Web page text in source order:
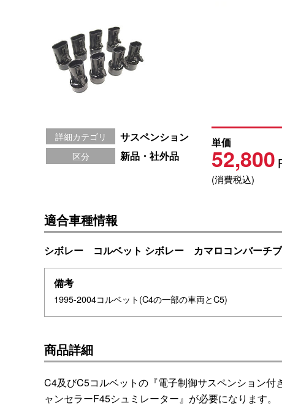
詳細カテゴリ サスペンション
区分 新品・社外品
単価
52,800
(消費税込)
適合車種情報
シボレー コルベット シボレー カマロコンバーチ
備考
1995-2004コルベット(C4の一部の車両とC5)
商品詳細
C4及びC5コルベットの『電子制御サスペンション
ャンセラーF45シュミレーター』が必要になります。